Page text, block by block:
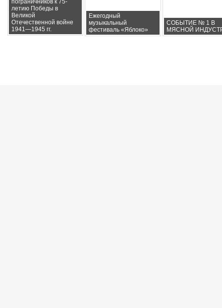
пограничников к 75-
летию Победы в
Великой
Отечественной войне
1941—1945 гг.
Ежегодный
музыкальный
фестиваль «Яблоко»
СОБЫТИЕ № 1 В
МЯСНОЙ